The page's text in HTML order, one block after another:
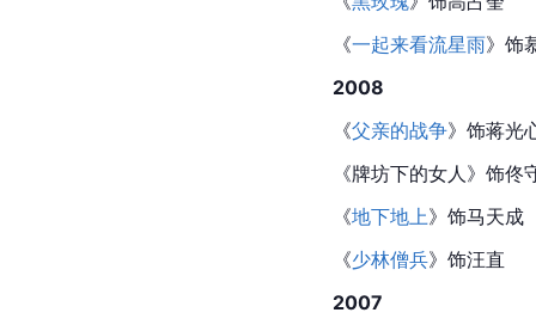
《一起来看流星雨》饰
2008
《父亲的战争》饰蒋光
《牌坊下的女人》饰佟
《地下地上》饰马天成
《少林僧兵》饰汪直
2007